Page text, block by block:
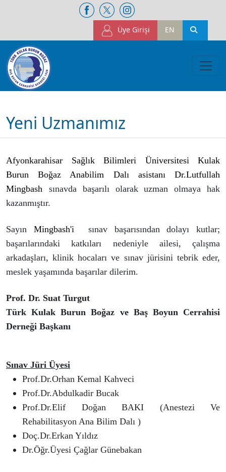
Üye Girişi EN
Yeni Uzmanımız
Afyonkarahisar Sağlık Bilimleri Üniversitesi Kulak
Burun Boğaz Anabilim Dalı asistanı Dr.Lutfullah
Mingbash sınavda başarılı olarak uzman olmaya hak
kazanmıştır.
Sayın Mingbash'i
sınav başarısından dolayı kutlar;
başarılarındaki katkıları nedeniyle ailesi, çalışma
arkadaşları, klinik hocaları ve sınav jürisini tebrik eder,
meslek yaşamında başarılar dilerim.
Prof. Dr. Suat Turgut
Türk Kulak Burun Boğaz ve Baş Boyun Cerrahisi
Derneği Başkanı
Sınav Jüri Üyesi
Prof.Dr.Orhan Kemal Kahveci
Prof.Dr.Abdulkadir Bucak
Prof.Dr.Elif Doğan BAKI (Anestezi Ve
Rehabilitasyon Ana Bilim Dalı )
Doç.Dr.Erkan Yıldız
Dr.Öğr.Üyesi Çağlar Günebakan